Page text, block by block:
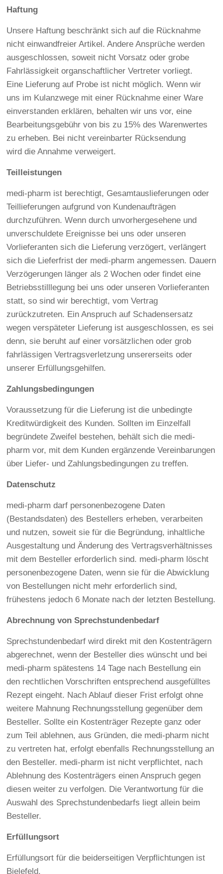
Haftung
Unsere Haftung beschränkt sich auf die Rücknahme
nicht einwandfreier Artikel. Andere Ansprüche werden
ausgeschlossen, soweit nicht Vorsatz oder grobe
Fahrlässigkeit organschaftlicher Vertreter vorliegt.
Eine Lieferung auf Probe ist nicht möglich. Wenn wir
uns im Kulanzwege mit einer Rücknahme einer Ware
einverstanden erklären, behalten wir uns vor, eine
Bearbeitungsgebühr von bis zu 15% des Warenwertes
zu erheben. Bei nicht vereinbarter Rücksendung
wird die Annahme verweigert.
Teilleistungen
medi-pharm ist berechtigt, Gesamtauslieferungen oder
Teillieferungen aufgrund von Kundenaufträgen
durchzuführen. Wenn durch unvorhergesehene und
unverschuldete Ereignisse bei uns oder unseren
Vorlieferanten sich die Lieferung verzögert, verlängert
sich die Lieferfrist der medi-pharm angemessen. Dauern
Verzögerungen länger als 2 Wochen oder findet eine
Betriebsstilllegung bei uns oder unseren Vorlieferanten
statt, so sind wir berechtigt, vom Vertrag
zurückzutreten. Ein Anspruch auf Schadensersatz
wegen verspäteter Lieferung ist ausgeschlossen, es sei
denn, sie beruht auf einer vorsätzlichen oder grob
fahrlässigen Vertragsverletzung unsererseits oder
unserer Erfüllungsgehilfen.
Zahlungsbedingungen
Voraussetzung für die Lieferung ist die unbedingte
Kreditwürdigkeit des Kunden. Sollten im Einzelfall
begründete Zweifel bestehen, behält sich die medi-
pharm vor, mit dem Kunden ergänzende Vereinbarungen
über Liefer- und Zahlungsbedingungen zu treffen.
Datenschutz
medi-pharm darf personenbezogene Daten
(Bestandsdaten) des Bestellers erheben, verarbeiten
und nutzen, soweit sie für die Begründung, inhaltliche
Ausgestaltung und Änderung des Vertragsverhältnisses
mit dem Besteller erforderlich sind. medi-pharm löscht
personenbezogene Daten, wenn sie für die Abwicklung
von Bestellungen nicht mehr erforderlich sind,
frühestens jedoch 6 Monate nach der letzten Bestellung.
Abrechnung von Sprechstundenbedarf
Sprechstundenbedarf wird direkt mit den Kostenträgern
abgerechnet, wenn der Besteller dies wünscht und bei
medi-pharm spätestens 14 Tage nach Bestellung ein
den rechtlichen Vorschriften entsprechend ausgefülltes
Rezept eingeht. Nach Ablauf dieser Frist erfolgt ohne
weitere Mahnung Rechnungsstellung gegenüber dem
Besteller. Sollte ein Kostenträger Rezepte ganz oder
zum Teil ablehnen, aus Gründen, die medi-pharm nicht
zu vertreten hat, erfolgt ebenfalls Rechnungsstellung an
den Besteller. medi-pharm ist nicht verpflichtet, nach
Ablehnung des Kostenträgers einen Anspruch gegen
diesen weiter zu verfolgen. Die Verantwortung für die
Auswahl des Sprechstundenbedarfs liegt allein beim
Besteller.
Erfüllungsort
Erfüllungsort für die beiderseitigen Verpflichtungen ist
Bielefeld.